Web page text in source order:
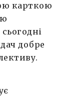
карткою
добре